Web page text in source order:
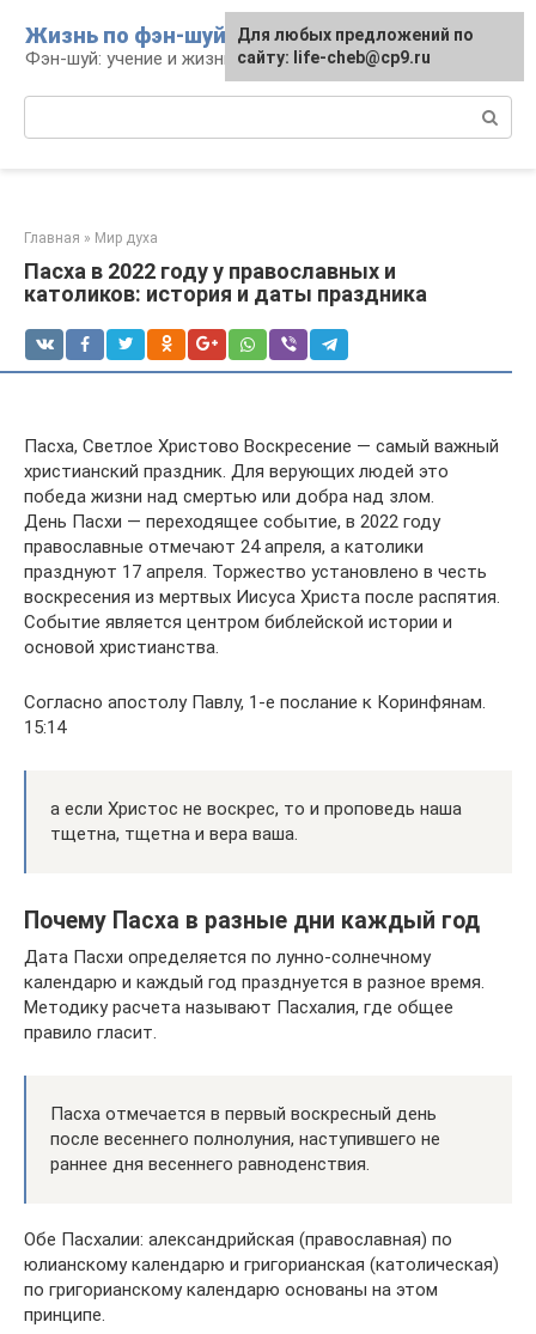
контенту
Жизнь по фэн-шуй
Фэн-шуй: учение и жизнь
Главная » Мир духа
Пасха в 2022 году у православных и
католиков: история и даты праздника
Пасха, Светлое Христово Воскресение — самый важный
христианский праздник. Для верующих людей это
победа жизни над смертью или добра над злом.
День Пасхи — переходящее событие, в 2022 году
православные отмечают 24 апреля, а католики
празднуют 17 апреля. Торжество установлено в честь
воскресения из мертвых Иисуса Христа после распятия.
Событие является центром библейской истории и
основой христианства.
Согласно апостолу Павлу, 1-е послание к Коринфянам.
15:14
а если Христос не воскрес, то и проповедь наша
тщетна, тщетна и вера ваша.
Почему Пасха в разные дни каждый год
Дата Пасхи определяется по лунно-солнечному
календарю и каждый год празднуется в разное время.
Методику расчета называют Пасхалия, где общее
правило гласит.
Пасха отмечается в первый воскресный день
после весеннего полнолуния, наступившего не
раннее дня весеннего равноденствия.
Обе Пасхалии: александрийская (православная) по
юлианскому календарю и григорианская (католическая)
по григорианскому календарю основаны на этом
принципе.
Для любых предложений по
сайту: life-cheb@cp9.ru
Для любых предложений по
сайту: life-cheb@cp9.ru